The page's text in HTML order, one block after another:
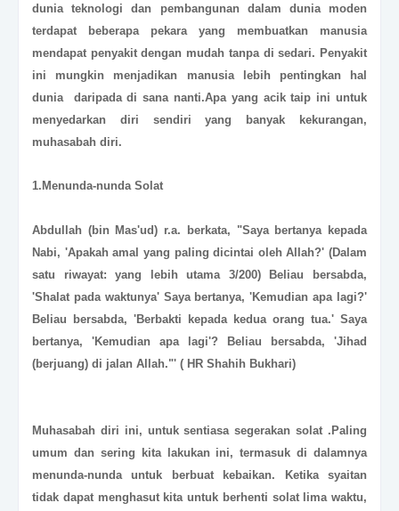
dunia teknologi dan pembangunan dalam dunia moden
terdapat beberapa pekara yang membuatkan manusia
mendapat penyakit dengan mudah tanpa di sedari. Penyakit
ini mungkin menjadikan manusia lebih pentingkan hal
dunia daripada di sana nanti.Apa yang acik taip ini untuk
menyedarkan diri sendiri yang banyak kekurangan,
muhasabah diri.
1.Menunda-nunda Solat
Abdullah (bin Mas'ud) r.a. berkata, "Saya bertanya kepada
Nabi, 'Apakah amal yang paling dicintai oleh Allah?' (Dalam
satu riwayat: yang lebih utama 3/200) Beliau bersabda,
'Shalat pada waktunya' Saya bertanya, 'Kemudian apa lagi?'
Beliau bersabda, 'Berbakti kepada kedua orang tua.' Saya
bertanya, 'Kemudian apa lagi'? Beliau bersabda, 'Jihad
(berjuang) di jalan Allah."' ( HR Shahih Bukhari)
Muhasabah diri ini, untuk sentiasa segerakan solat .Paling
umum dan sering kita lakukan ini, termasuk di dalamnya
menunda-nunda untuk berbuat kebaikan. Ketika syaitan
tidak dapat menghasut kita untuk berhenti solat lima waktu,